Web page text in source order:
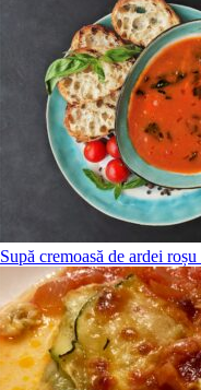
Supă cremoasă de ardei roșu